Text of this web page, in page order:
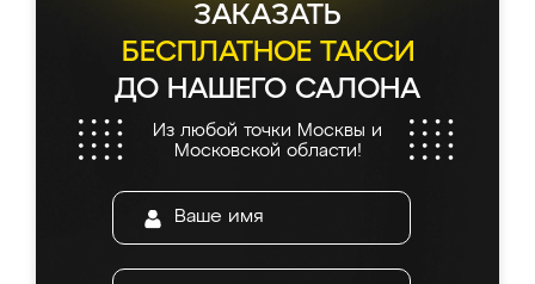
ЗАКАЗАТЬ
БЕСПЛАТНОЕ ТАКСИ
ДО НАШЕГО САЛОНА
Из любой точки Москвы и
Московской области!